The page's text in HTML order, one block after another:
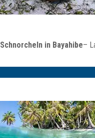
Schnorcheln in Bayahibe–